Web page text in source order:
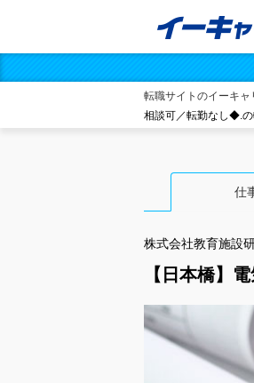
転職サイトのイーキャ
相談可／転勤なし◆.
仕
株式会社教育施設
【日本橋】